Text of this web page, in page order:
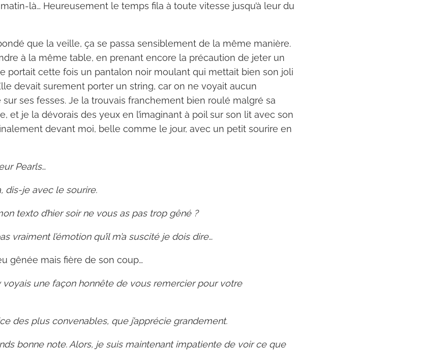
là… Heureusement le temps fila à toute vitesse jusqu’à leur du
que la veille, ça se passa sensiblement de la même manière.
à la même table, en prenant encore la précaution de jeter un
portait cette fois un pantalon noir moulant qui mettait bien son joli
devait surement porter un string, car on ne voyait aucun
ses fesses. Je la trouvais franchement bien roulé malgré sa
et je la dévorais des yeux en l’imaginant à poil sur son lit avec son
devant moi, belle comme le jour, avec un petit sourire en
Pearls…
dis-je avec le sourire.
texto d’hier soir ne vous as pas trop gêné ?
vraiment l’émotion qu’il m’a suscité je dois dire…
gênée mais fière de son coup…
voyais une façon honnête de vous remercier pour votre
des plus convenables, que j’apprécie grandement.
bonne note. Alors, je suis maintenant impatiente de voir ce que